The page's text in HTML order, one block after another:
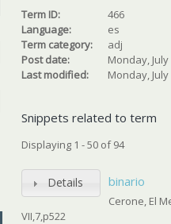
Term ID:
466
Language:
es
Term category:
adj
Post date:
Monday, July
Last modified:
Monday, July
Snippets related to term
Displaying 1 - 50 of 94
Details binario
Cerone, El
VII,7,p522